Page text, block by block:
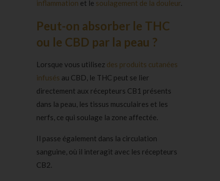
inflammation et le soulagement de la douleur.
Peut-on absorber le THC
ou le CBD par la peau ?
Lorsque vous utilisez des produits cutanées
infusés au CBD, le THC peut se lier
directement aux récepteurs CB1 présents
dans la peau, les tissus musculaires et les
nerfs, ce qui soulage la zone affectée.
Il passe également dans la circulation
sanguine, où il interagit avec les récepteurs
CB2.